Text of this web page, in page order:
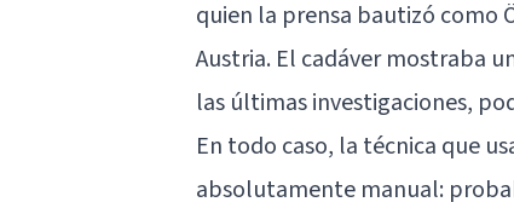
quien la prensa bautizó como
Austria. El cadáver mostraba
las últimas investigaciones,
En todo caso, la técnica que
absolutamente manual: